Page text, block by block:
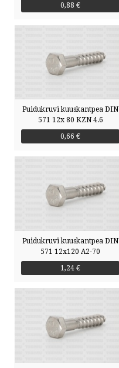
0,88 €
Puidukruvi kuuskantpea DIN
571 12x 80 KZN 4.6
0,66 €
Puidukruvi kuuskantpea DIN
571 12x120 A2-70
1,24 €